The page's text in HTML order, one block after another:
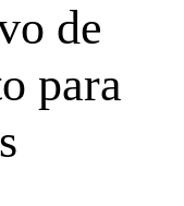
de
para